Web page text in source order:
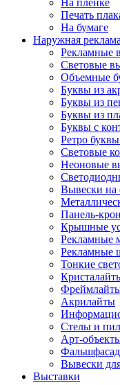
На пленке
Печать
На бумаге
Наружная реклама
Рекламные
Световые
Объемные
Буквы из
Буквы из
Буквы из
Буквы с
Ретро
Световые
Неоновые
Вывески на
Панель-
Крышные
Рекламные
Рекламные
Тонкие
Акрилайты
Стелы и
Арт-
Вывески
Выставки